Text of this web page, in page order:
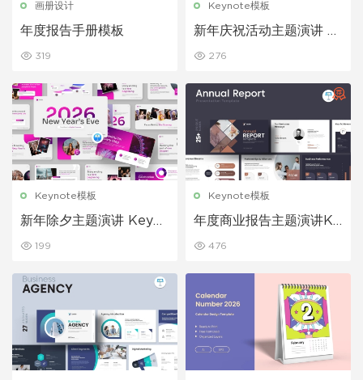
画册设计
年度报告手册模板
319
Keynote模板
新年庆祝活动主题演讲 K
276
Keynote模板
新年除夕主题演讲 Keyno
199
Keynote模板
年度商业报告主题演讲Ke
476